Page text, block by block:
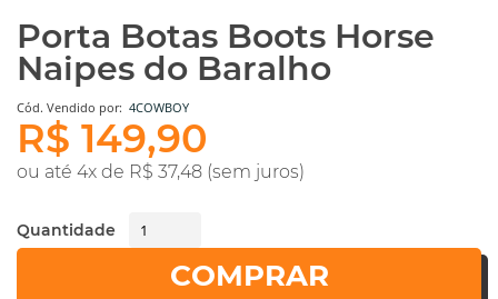
Porta Botas Boots Horse
Naipes do Baralho
Cód. Vendido por: 4COWBOY
R$ 149,90
ou até 4x de R$ 37,48 (sem juros)
Quantidade
COMPRAR